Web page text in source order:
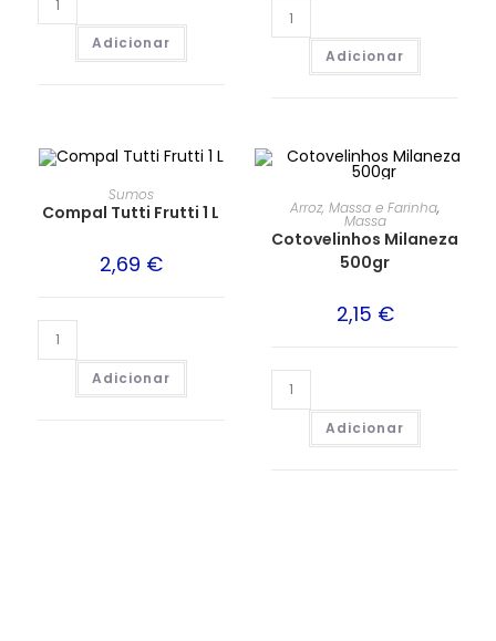
Adicionar
Adicionar
Sumos
Compal Tutti Frutti 1 L
2,69 €
Adicionar
Arroz, Massa e Farinha,
Massa
Cotovelinhos Milaneza
500gr
2,15 €
Adicionar